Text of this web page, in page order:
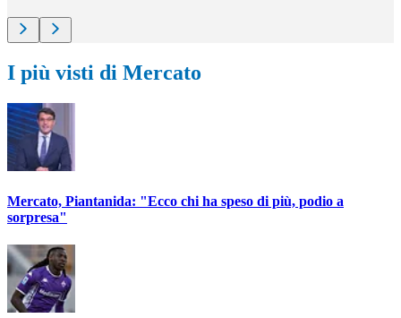
I più visti di Mercato
Mercato, Piantanida: "Ecco chi ha speso di più, podio a
sorpresa"